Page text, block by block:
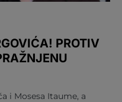
PROTIV
i Mosesa Itaume, a